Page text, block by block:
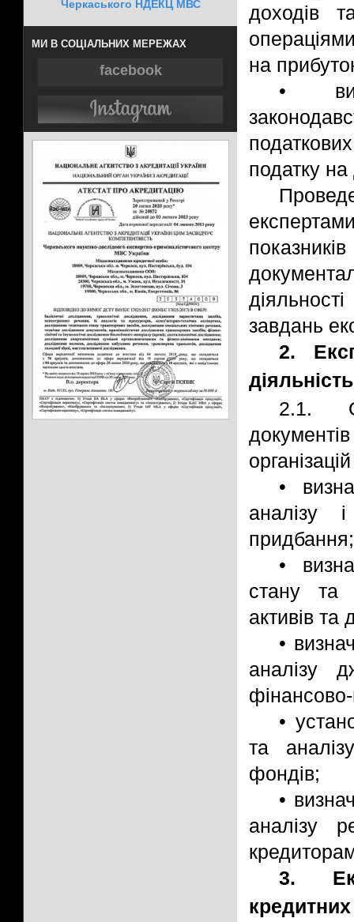
Черкаського НДЕКЦ МВС
МИ В СОЦІАЛЬНИХ МЕРЕЖАХ
facebook
доходів
на
•
податку на
завдань
2.
2.1.
•
аналізу
придбання;
•
стану та
активів
•
аналізу
фінансово-
•
та
фондів;
•
аналізу
3.